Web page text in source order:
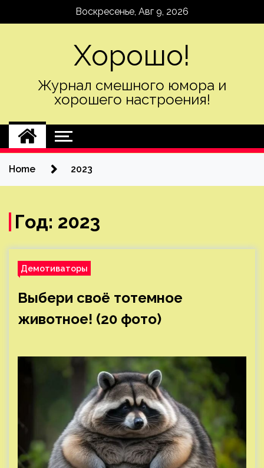
Воскресенье, Авг 9, 2026
Хорошо!
Журнал смешного юмора и
хорошего настроения!
Home 2023
Год: 2023
Демотиваторы
Выбери своё тотемное
животное! (20 фото)